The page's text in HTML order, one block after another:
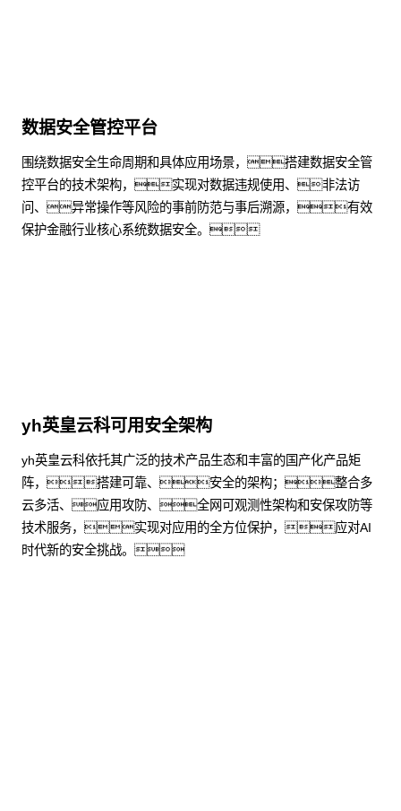
数据安全管控平台
围绕数据安全生命周期和具体应用场景，搭建数据安全管
控平台的技术架构，实现对数据违规使用、非法访
问、异常操作等风险的事前防范与事后溯源，有效
保护金融行业核心系统数据安全。
yh英皇云科可用安全架构
yh英皇云科依托其广泛的技术产品生态和丰富的国产化产品矩
阵，搭建可靠、安全的架构；整合多
云多活、应用攻防、全网可观测性架构和安保攻防等
技术服务，实现对应用的全方位保护，应对AI
时代新的安全挑战。